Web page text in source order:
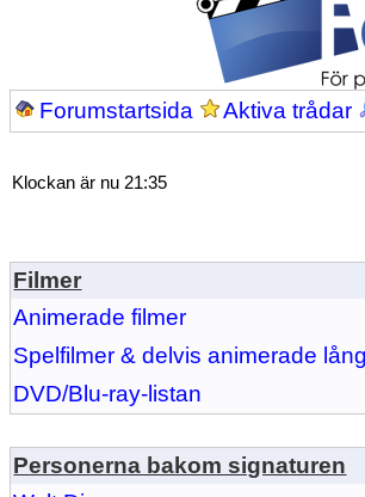
Forumstartsida Aktiva trådar
Klockan är nu 21:35
Filmer
Animerade filmer
Spelfilmer & delvis animerade
DVD/Blu-ray-listan
Personerna bakom signaturen